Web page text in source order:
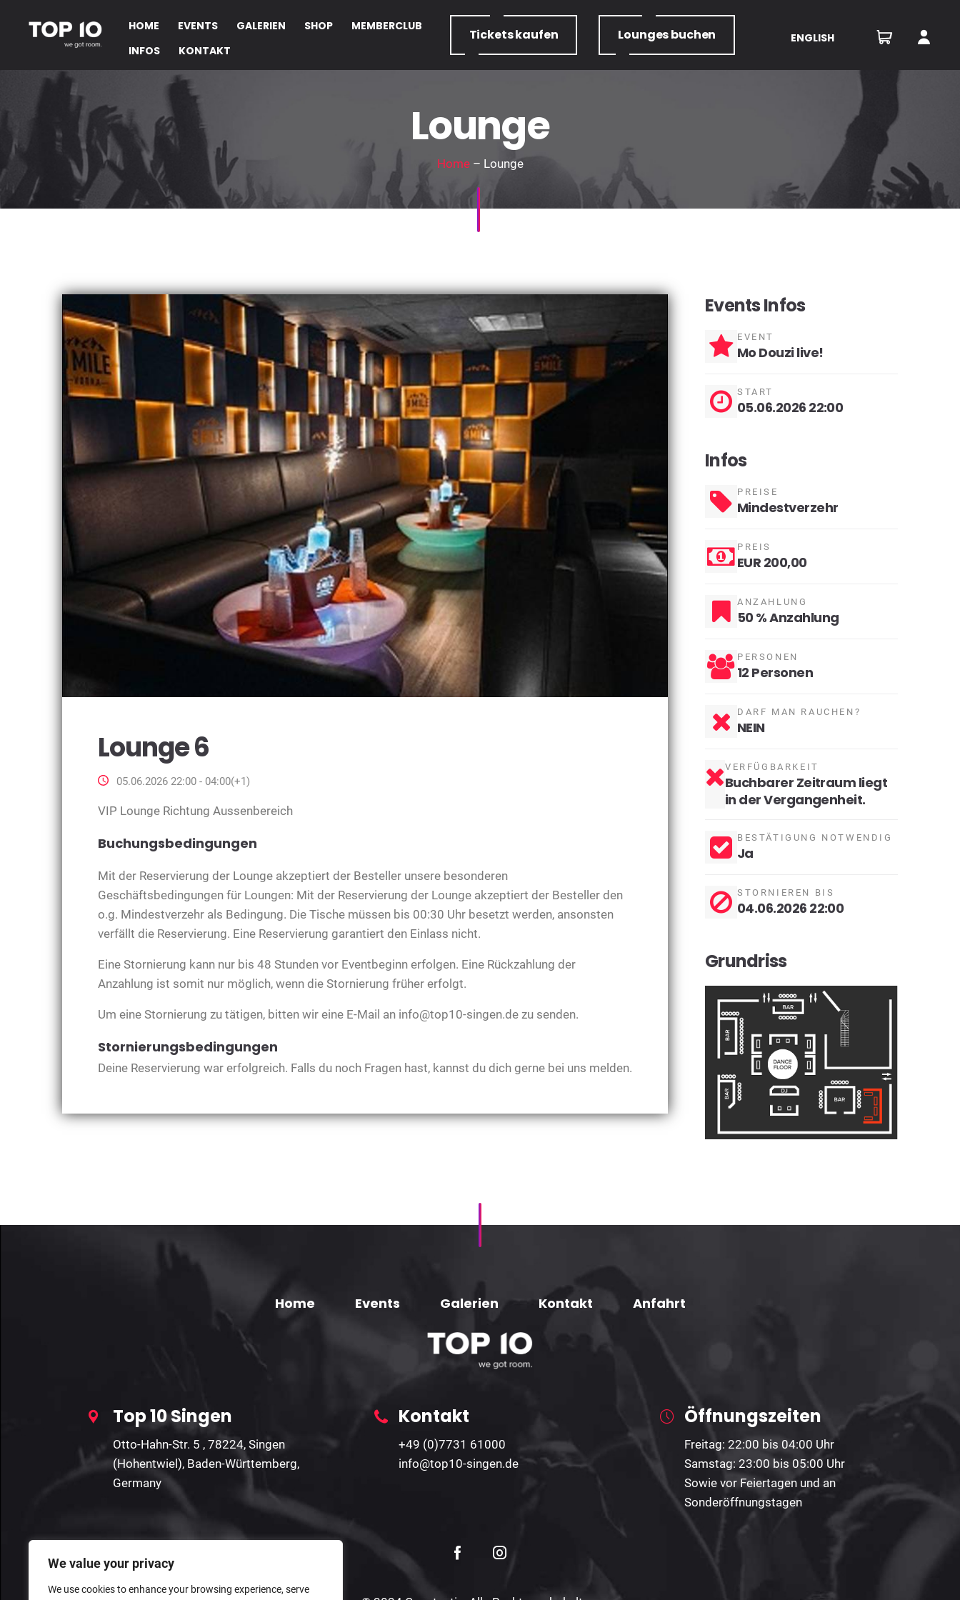
We value your privacy
We use cookies to enhance your browsing experience, serve
HOME EVENTS GALERIEN SHOP
MEMBERCLUB
INFOS
KONTAKT
Ticketskaufen Loungesbuchen ENGLISH
Lounge
Home– Lounge
Lounge 6
05.06.2026 22:00 - 04:00(+1)
VIP Lounge Richtung Aussenbereich
Buchungsbedingungen
Mit der Reservierung der Lounge akzeptiert der Besteller unsere besonderen
Geschäftsbedingungen für Loungen: Mit der Reservierung der Lounge akzeptiert der Besteller den
o.g. Mindestverzehr als Bedingung. Die Tische müssen bis 00:30 Uhr besetzt werden, ansonsten
verfällt die Reservierung. Eine Reservierung garantiert den Einlass nicht.
Eine Stornierung kann nur bis 48 Stunden vor Eventbeginn erfolgen. Eine Rückzahlung der
Anzahlung ist somit nur möglich, wenn die Stornierung früher erfolgt.
Um eine Stornierung zu tätigen, bitten wir eine E-Mail an info@top10-singen.de zu senden.
Stornierungsbedingungen
Deine Reservierung war erfolgreich. Falls du noch Fragen hast, kannst du dich gerne bei uns melden.
Events Infos
EVENT
Mo Douzi live!
START
05.06.2026 22:00
Infos
PREISE
Mindestverzehr
PREIS
EUR 200,00
ANZAHLUNG
50 % Anzahlung
PERSONEN
12 Personen
DARF MAN RAUCHEN?
NEIN
VERFÜGBARKEIT
Buchbarer Zeitraum liegt
in der Vergangenheit.
BESTÄTIGUNG NOTWENDIG
Ja
STORNIEREN BIS
04.06.2026 22:00
Grundriss
Home Events Galerien Kontakt Anfahrt
Top 10 Singen
Otto-Hahn-Str. 5 , 78224, Singen
(Hohentwiel), Baden-Württemberg,
Germany
Kontakt
+49 (0)7731 61000
info@top10-singen.de
Öffnungszeiten
Freitag: 22:00 bis 04:00 Uhr
Samstag: 23:00 bis 05:00 Uhr
Sowie vor Feiertagen und an
Sonderöffnungstagen